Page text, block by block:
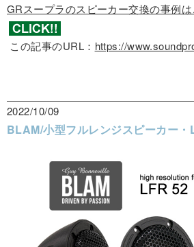
GRスープラのスピーカー交換の事例
この記事のURL： https://
2022/10/09
BLAM/小型フルレンジスピーカー・